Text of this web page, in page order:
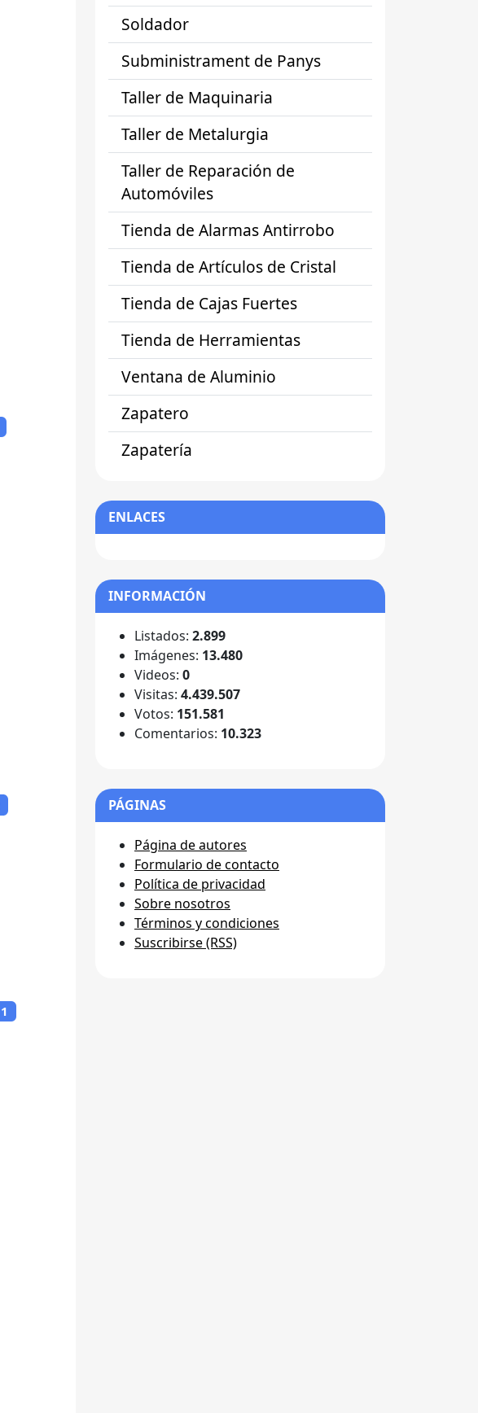
1
Soldador
Subministrament de Panys
Taller de Maquinaria
Taller de Metalurgia
Taller de Reparación de
Automóviles
Tienda de Alarmas Antirrobo
Tienda de Artículos de Cristal
Tienda de Cajas Fuertes
Tienda de Herramientas
Ventana de Aluminio
Zapatero
Zapatería
ENLACES
INFORMACIÓN
Listados: 2.899
Imágenes: 13.480
Videos: 0
Visitas: 4.439.507
Votos: 151.581
Comentarios: 10.323
PÁGINAS
Página de autores
Formulario de contacto
Política de privacidad
Sobre nosotros
Términos y condiciones
Suscribirse (RSS)